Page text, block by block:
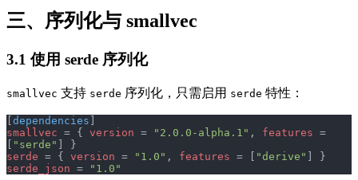
三、序列化与 smallvec
3.1 使用 serde 序列化
smallvec 支持 serde 序列化，只需启用 serde 特性：
[dependencies ]
smallvec = { version = "2.0.0-alpha.1" , features =
[ "serde" ] }
serde = { version = "1.0" , features = [ "derive" ] }
serde_json = "1.0"